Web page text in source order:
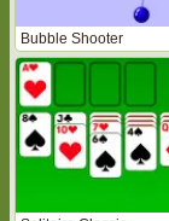
Bubble Shooter